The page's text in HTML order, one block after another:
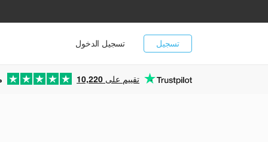
تسجيل تسجيل الدخول
10,220 تقييم على